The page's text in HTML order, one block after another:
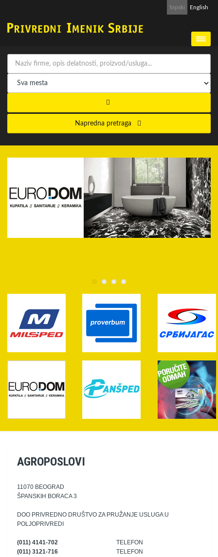
Srpski English
Napredna pretraga
AGROPOSLOVI
11070 BEOGRAD
ŠPANSKIH BORACA 3
DOO PRIVREDNO DRUŠTVO ZA PRUŽANJE USLUGA U
POLJOPRIVREDI
(011) 4141-702
TELEFON
(011) 3121-716
TELEFON